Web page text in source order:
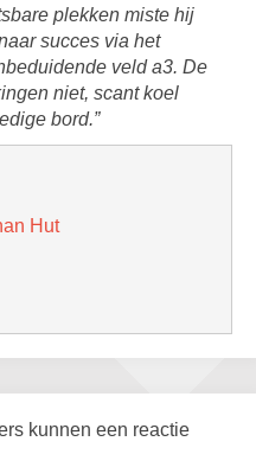
plekken miste hij
succes via het
veld a3. De
niet, scant koel
bord.”
Hut
kunnen een reactie